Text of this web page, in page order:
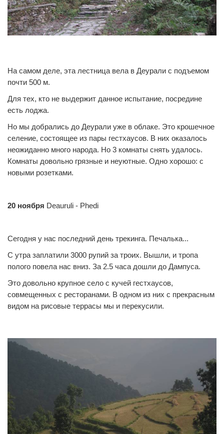
На самом деле, эта лестница вела в Деурали с подъемом
почти 500 м.
Для тех, кто не выдержит данное испытание, посредине
есть лоджа.
Но мы добрались до Деурали уже в облаке. Это крошечное
селение, состоящее из пары гестхаусов. В них оказалось
неожиданно много народа. Но 3 комнаты снять удалось.
Комнаты довольно грязные и неуютные. Одно хорошо: с
новыми розетками.
20 ноября Deauruli - Phedi
Сегодня у нас последний день трекинга. Печалька...
С утра заплатили 3000 рупий за троих. Вышли, и тропа
полого повела нас вниз. За 2.5 часа дошли до Дампуса.
Это довольно крупное село с кучей гестхаусов,
совмещенных с ресторанами. В одном из них с прекрасным
видом на рисовые террасы мы и перекусили.